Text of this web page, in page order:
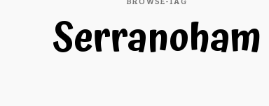
Serranoham